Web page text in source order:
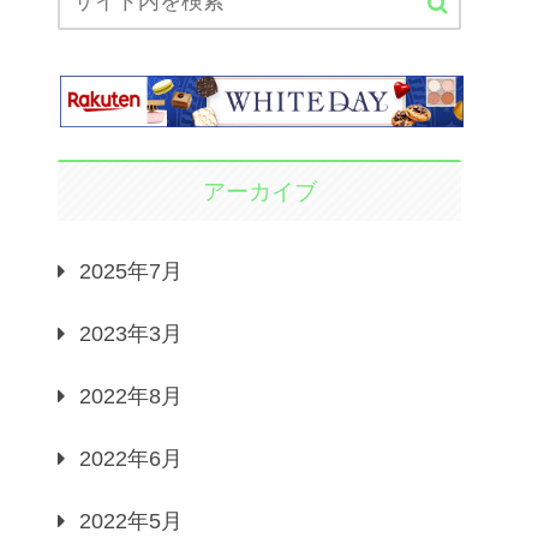
アーカイブ
2025年7月
2023年3月
2022年8月
2022年6月
2022年5月